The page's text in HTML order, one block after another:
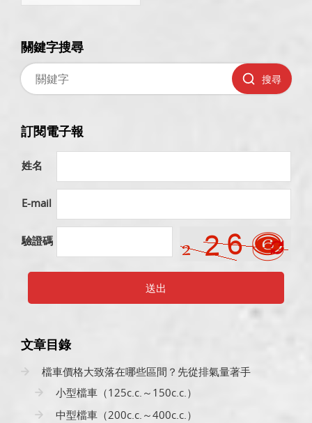
關鍵字搜尋
搜尋
訂閱電子報
姓名
E-mail
驗證碼
送出
文章目錄
檔車價格大致落在哪些區間？先從排氣量著手
小型檔車（125c.c.～150c.c.）
中型檔車（200c.c.～400c.c.）